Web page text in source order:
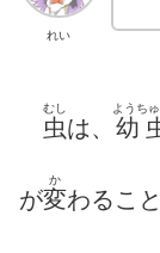
れい
虫
むし
は、 幼
ようち
が変
か
わるこ